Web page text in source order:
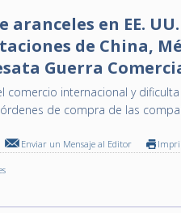
aranceles en EE. UU.
de China,
Guerra
comercio internacional y dificulta
de compra de las
Enviar un Mensaje al Editor